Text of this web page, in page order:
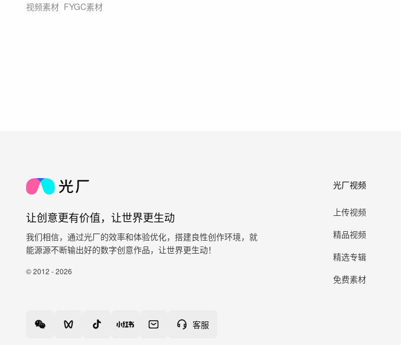
视频素材 FYGC素材
让创意更有价值，让世界更生动
我们相信，通过光厂的效率和体验优化，搭建良性创作环境，就
能源源不断输出好的数字创意作品，让世界更生动！
© 2012 - 2026
客服
光厂视频
上传视频
精品视频
精选专辑
免费素材